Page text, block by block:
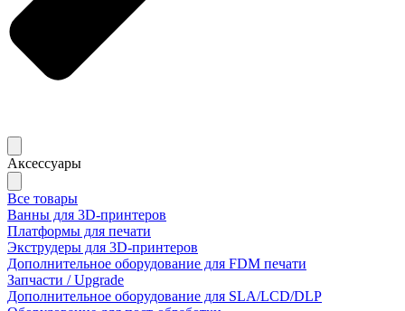
Аксессуары
Все товары
Ванны для 3D-принтеров
Платформы для печати
Экструдеры для 3D-принтеров
Дополнительное оборудование для FDM печати
Запчасти / Upgrade
Дополнительное оборудование для SLA/LCD/DLP